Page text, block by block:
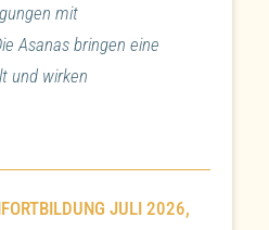
mit
Asanas bringen eine
und wirken
JULI 2026,